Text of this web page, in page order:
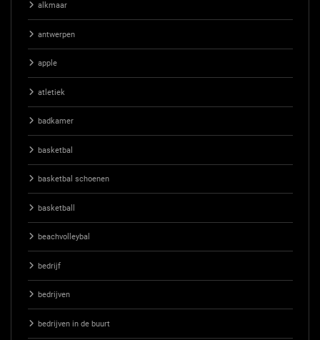
alkmaar
antwerpen
apple
atletiek
badkamer
basketbal
basketbal schoenen
basketball
beachvolleybal
bedrijf
bedrijven
bedrijven in de buurt